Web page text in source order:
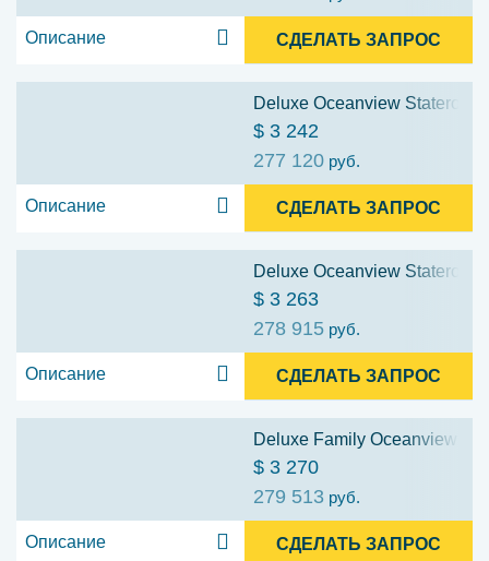
Описание СДЕЛАТЬ ЗАПРОС
Deluxe Oceanview
$ 3 242
277 120 руб.
Описание СДЕЛАТЬ ЗАПРОС
Deluxe Oceanview
$ 3 263
278 915 руб.
Описание СДЕЛАТЬ ЗАПРОС
Deluxe Family Oceanview
$ 3 270
279 513 руб.
Описание СДЕЛАТЬ ЗАПРОС